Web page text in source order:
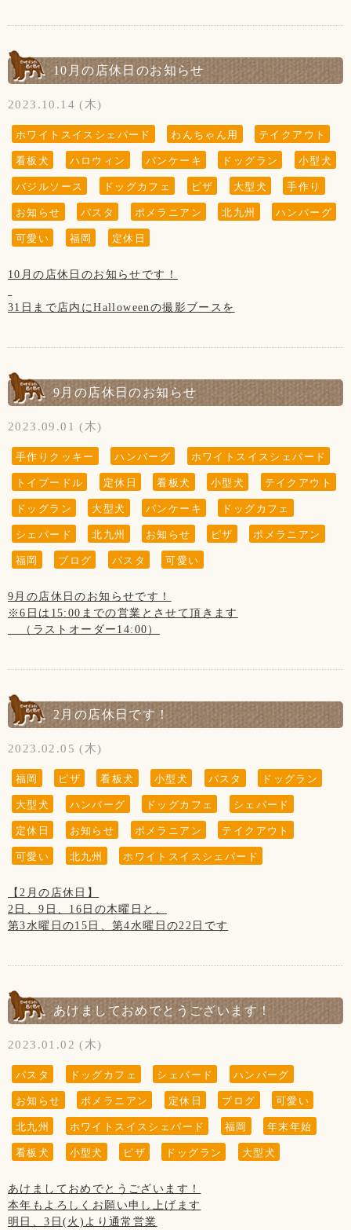
ご了承くださいませ。
10月の店休日のお知らせ
2023.10.14 (木)
ホワイトスイスシェパード わんちゃん用 テイクアウト
看板犬 ハロウィン パンケーキ ドッグラン 小型犬
バジルソース ドッグカフェ ピザ 大型犬 手作り
お知らせ パスタ ポメラニアン 北九州 ハンバーグ
可愛い 福岡 定休日
10月の店休日のお知らせです！
31日まで店内にHalloweenの撮影ブースを
9月の店休日のお知らせ
2023.09.01 (木)
手作りクッキー ハンバーグ ホワイトスイスシェパード
トイプードル 定休日 看板犬 小型犬 テイクアウト
ドッグラン 大型犬 パンケーキ ドッグカフェ
シェパード 北九州 お知らせ ピザ ポメラニアン
福岡 ブログ パスタ 可愛い
9月の店休日のお知らせです！
※6日は15:00までの営業とさせて頂きます
（ラストオーダー14:00）
7日、14日、21日、28日の木曜日と
第3水曜日の20日です
#ドックカフェBeBe
#ドッグラン
#看板犬
#ポメラニアン
#福岡ドッグラン
#福岡ドッグカフェ
#ハンバーグ
#わんちゃんメニュー
#テイクアウト
2月の店休日です！
2023.02.05 (木)
福岡 ピザ 看板犬 小型犬 パスタ ドッグラン
大型犬 ハンバーグ ドッグカフェ シェパード
定休日 お知らせ ポメラニアン テイクアウト
可愛い 北九州 ホワイトスイスシェパード
【2月の店休日】
2日、9日、16日の木曜日と、
第3水曜日の15日、第4水曜日の22日です
あけましておめでとうございます！
2023.01.02 (木)
パスタ ドッグカフェ シェパード ハンバーグ
お知らせ ポメラニアン 定休日 ブログ 可愛い
北九州 ホワイトスイスシェパード 福岡 年末年始
看板犬 小型犬 ピザ ドッグラン 大型犬
あけましておめでとうございます！
本年もよろしくお願い申し上げます
明日、3日(火)より通常営業